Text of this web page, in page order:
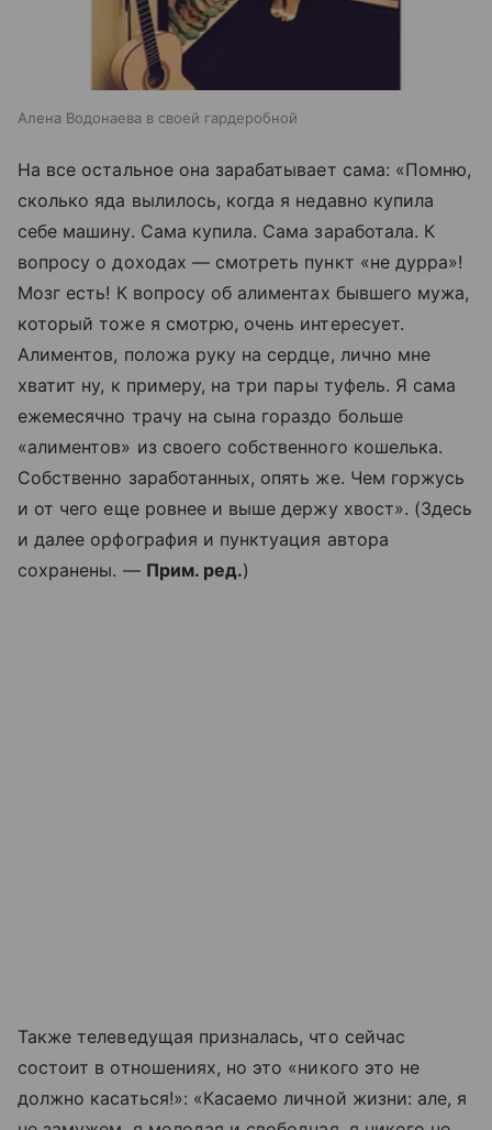
Алена Водонаева в своей гардеробной
На все остальное она зарабатывает сама: «Помню,
сколько яда вылилось, когда я недавно купила
себе машину. Сама купила. Сама заработала. К
вопросу о доходах — смотреть пункт «не дурра»!
Мозг есть! К вопросу об алиментах бывшего мужа,
который тоже я смотрю, очень интересует.
Алиментов, положа руку на сердце, лично мне
хватит ну, к примеру, на три пары туфель. Я сама
ежемесячно трачу на сына гораздо больше
«алиментов» из своего собственного кошелька.
Собственно заработанных, опять же. Чем горжусь
и от чего еще ровнее и выше держу хвост». (Здесь
и далее орфография и пунктуация автора
сохранены. — Прим. ред.)
Также телеведущая призналась, что сейчас
состоит в отношениях, но это «никого это не
должно касаться!»: «Касаемо личной жизни: але, я